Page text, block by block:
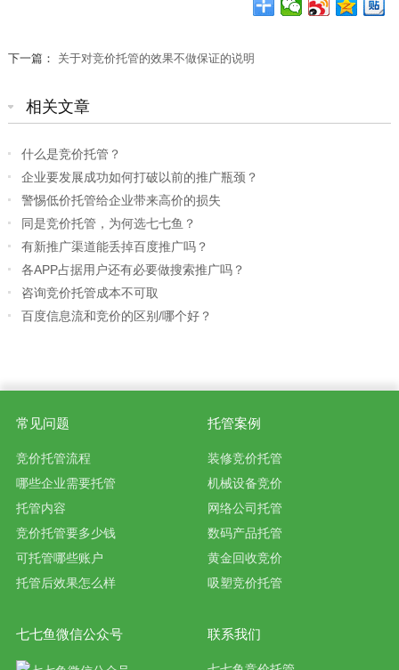
下一篇： 关于对竞价托管的效果不做保证的说明
相关文章
什么是竞价托管？
企业要发展成功如何打破以前的推广瓶颈？
警惕低价托管给企业带来高价的损失
同是竞价托管，为何选七七鱼？
有新推广渠道能丢掉百度推广吗？
各APP占据用户还有必要做搜索推广吗？
咨询竞价托管成本不可取
百度信息流和竞价的区别/哪个好？
常见问题
竞价托管流程
哪些企业需要托管
托管内容
竞价托管要多少钱
可托管哪些账户
托管后效果怎么样
托管案例
装修竞价托管
机械设备竞价
网络公司托管
数码产品托管
黄金回收竞价
吸塑竞价托管
七七鱼微信公众号 联系我们